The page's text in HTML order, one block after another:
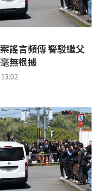
謠言頻傳 警駁繼父
無根據